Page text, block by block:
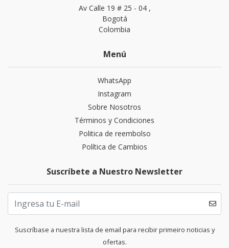
Av Calle 19 # 25 - 04 ,
Bogotá
Colombia
Menú
WhatsApp
Instagram
Sobre Nosotros
Términos y Condiciones
Politica de reembolso
Política de Cambios
Suscríbete a Nuestro Newsletter
Suscríbase a nuestra lista de email para recibir primeiro noticias y
ofertas.